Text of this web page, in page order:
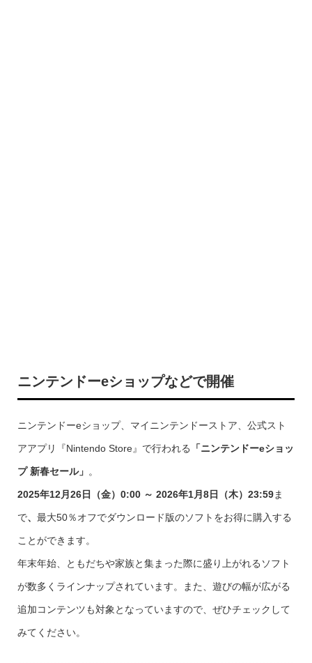
ニンテンドーeショップなどで開催
ニンテンドーeショップ、マイニンテンドーストア、公式スト
アアプリ『Nintendo Store』で行われる 「ニンテンドーeショッ
プ 新春セール」 。
2025年12月26日（金）0:00 ～ 2026年1月8日（木）23:59ま
で、 最大50％オフでダウンロード版のソフトをお得に購入する
ことができます。
年末年始、ともだちや家族と集まった際に盛り上がれるソフト
が数多くラインナップされています。また、遊びの幅が広がる
追加コンテンツも対象となっていますので、ぜひチェックして
みてください。